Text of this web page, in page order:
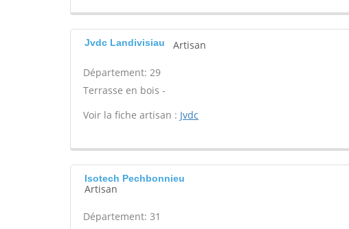
Jvdc Landivisiau Artisan
Département: 29
Terrasse en bois -
Voir la fiche artisan : Jvdc
Isotech Pechbonnieu
Artisan
Département: 31